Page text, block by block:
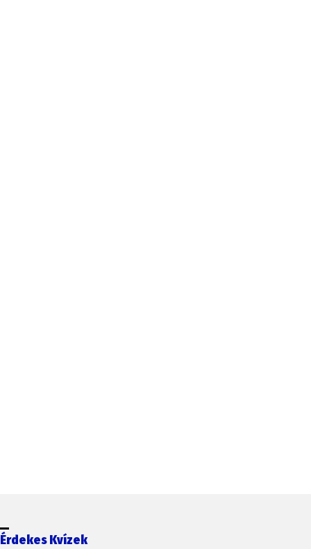
Érdekes Kvízek